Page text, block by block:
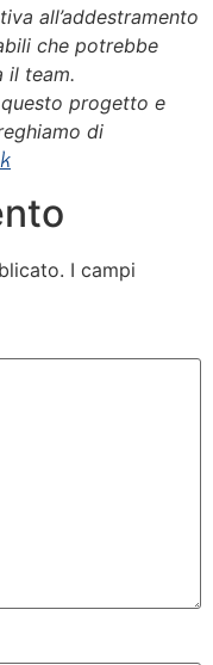
all’addestramento
che potrebbe
il team.
progetto e
di
I campi